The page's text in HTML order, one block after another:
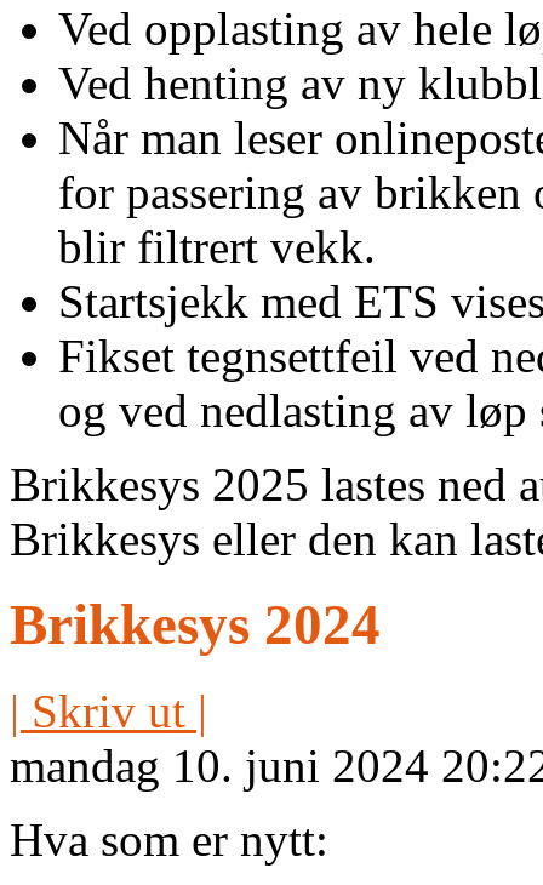
Ved opplasting av hele
Ved henting av ny
Når man leser
for passering av brikken
blir filtrert vekk.
Startsjekk med ETS
Fikset tegnsettfeil ved
og ved nedlasting av
Brikkesys 2025 lastes ned
Brikkesys eller den kan
Brikkesys 2024
| Skriv ut |
mandag 10. juni 2024
Hva som er nytt: